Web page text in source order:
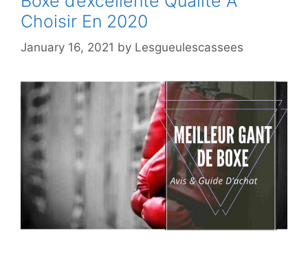
Choisir En 2020
January 16, 2021 by Lesgueulescassees